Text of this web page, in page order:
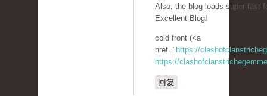
Also, the blog loads super fast
Excellent Blog!
cold front (<a
href=" https://
https://
回复